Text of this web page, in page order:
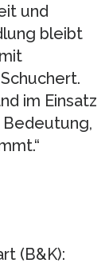
und
bleibt
im Einsatz
(B&K):